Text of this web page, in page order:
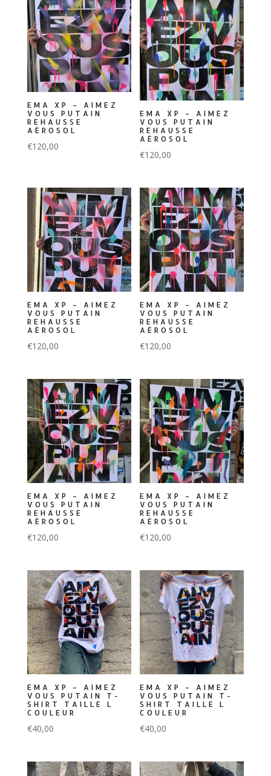
EMA XP – AIMEZ
VOUS PUTAIN
REHAUSSE
AÉROSOL
€120,00
EMA XP – AIMEZ
VOUS PUTAIN
REHAUSSE
AÉROSOL
€120,00
EMA XP – AIMEZ
VOUS PUTAIN
REHAUSSE
AÉROSOL
€120,00
EMA XP – AIMEZ
VOUS PUTAIN
REHAUSSE
AÉROSOL
€120,00
EMA XP – AIMEZ
VOUS PUTAIN
REHAUSSE
AÉROSOL
€120,00
EMA XP – AIMEZ
VOUS PUTAIN
REHAUSSE
AÉROSOL
€120,00
EMA XP – AIMEZ
VOUS PUTAIN T-
SHIRT TAILLE L
COULEUR
€40,00
EMA XP – AIMEZ
VOUS PUTAIN T-
SHIRT TAILLE L
COULEUR
€40,00